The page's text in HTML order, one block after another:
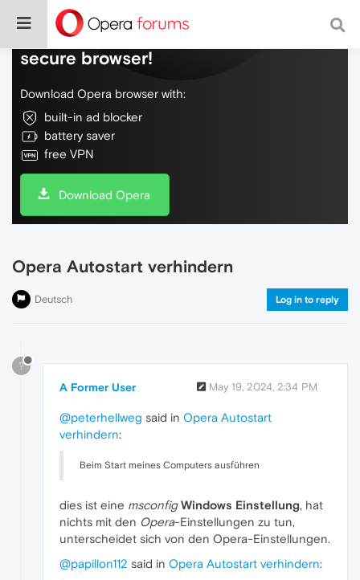
Do more on the web, with a fast and
secure browser!
Download Opera browser with:
built-in ad blocker
battery saver
free VPN
Download Opera
Opera Autostart verhindern
Deutsch Log in to reply
?
A Former User May 19, 2024, 2:34 PM
@peterhellweg said in Opera Autostart
verhindern:
Beim Start meines Computers ausführen
dies ist eine msconfig Windows Einstellung, hat
nichts mit den Opera-Einstellungen zu tun,
unterscheidet sich von den Opera-Einstellungen.
@papillon112 said in Opera Autostart verhindern: